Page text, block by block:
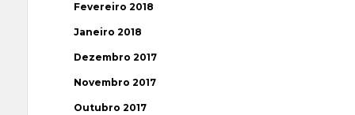
Fevereiro 2018
Janeiro 2018
Dezembro 2017
Novembro 2017
Outubro 2017